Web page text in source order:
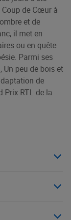
Coup de Cœur à
et de
il met en
ou en quête
Parmi ses
Un peu de bois et
de
Prix RTL de la